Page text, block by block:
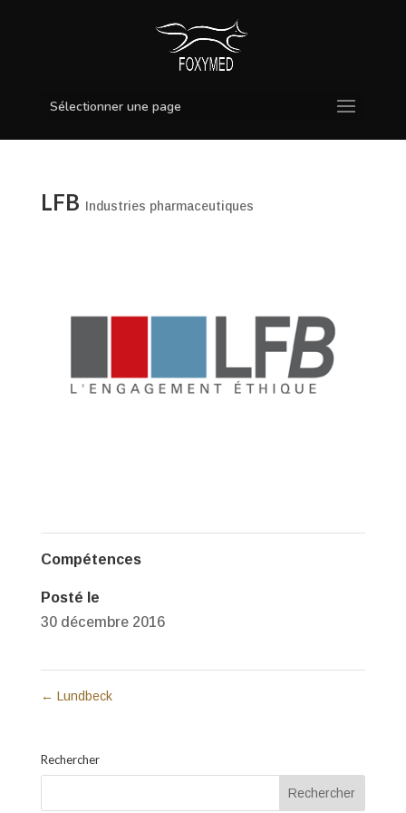
Sélectionner une page
LFB Industries pharmaceutiques
Compétences
Posté le
30 décembre 2016
← Lundbeck
Rechercher